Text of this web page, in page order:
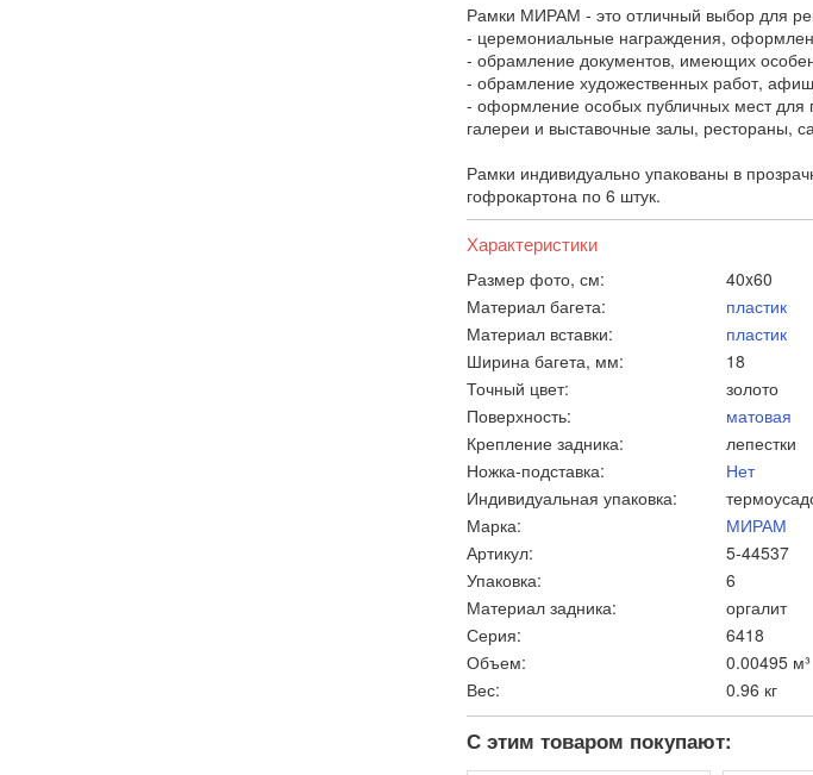
Рамки МИРАМ - это отличный выбор для
- церемониальные награждения,
- обрамление документов, имеющих
- обрамление художественных работ,
- оформление особых публичных мест для
галереи и выставочные залы, рестораны,
Рамки индивидуально упакованы в
гофрокартона по 6 штук.
Характеристики
Размер фото, см:
40x60
Материал багета:
пластик
Материал вставки:
пластик
Ширина багета, мм:
18
Точный цвет:
золото
Поверхность:
матовая
Крепление задника:
лепестки
Ножка-подставка:
Нет
Индивидуальная упаковка:
Марка:
МИРАМ
Артикул:
5-44537
Упаковка:
6
Материал задника:
оргалит
Серия:
6418
Объем:
0.00495 м³
Вес:
0.96 кг
С этим товаром покупают: